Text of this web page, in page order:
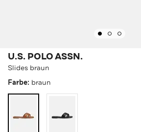
U.S. POLO ASSN.
Slides braun
Farbe: braun